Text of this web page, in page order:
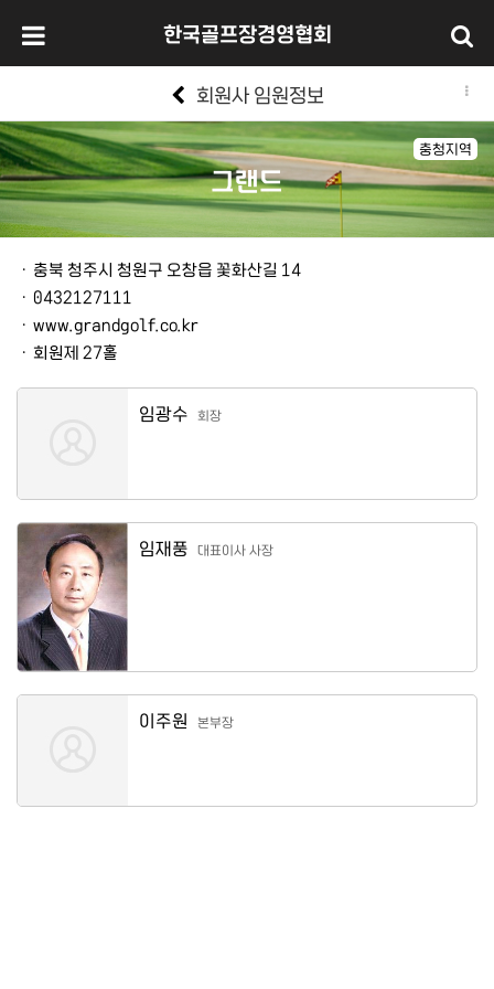
한국골프장경영협회
회원사 임원정보
충청지역
그랜드
본문
ㆍ 충북 청주시 청원구 오창읍 꽃화산길 14
ㆍ 0432127111
ㆍ www.grandgolf.co.kr
ㆍ 회원제 27홀
임광수 회장
임재풍 대표이사 사장
이주원 본부장